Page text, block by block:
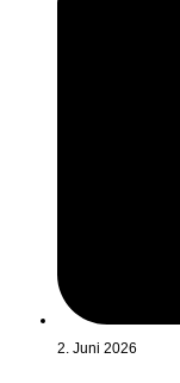
2. Juni 2026